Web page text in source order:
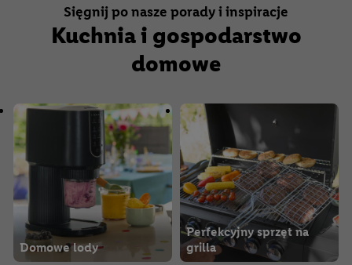
Sięgnij po nasze porady i inspiracje
Kuchnia i gospodarstwo
domowe
Domowe lody
Perfekcyjny sprzęt na
grilla